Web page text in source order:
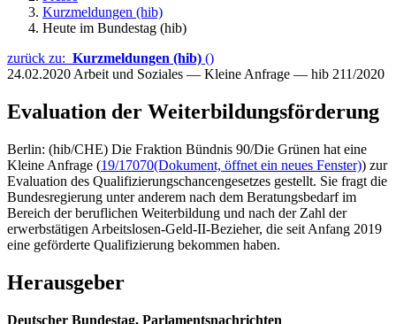
Kurzmeldungen (hib)
Heute im Bundestag (hib)
zurück zu: Kurzmeldungen (hib) ()
24.02.2020 Arbeit und Soziales — Kleine Anfrage — hib 211/2020
Evaluation der Weiterbildungsförderung
Berlin: (hib/CHE) Die Fraktion Bündnis 90/Die Grünen hat eine
Kleine Anfrage (19/17070(Dokument, öffnet ein neues Fenster)) zur
Evaluation des Qualifizierungschancengesetzes gestellt. Sie fragt die
Bundesregierung unter anderem nach dem Beratungsbedarf im
Bereich der beruflichen Weiterbildung und nach der Zahl der
erwerbstätigen Arbeitslosen-Geld-II-Bezieher, die seit Anfang 2019
eine geförderte Qualifizierung bekommen haben.
Herausgeber
Deutscher Bundestag, Parlamentsnachrichten